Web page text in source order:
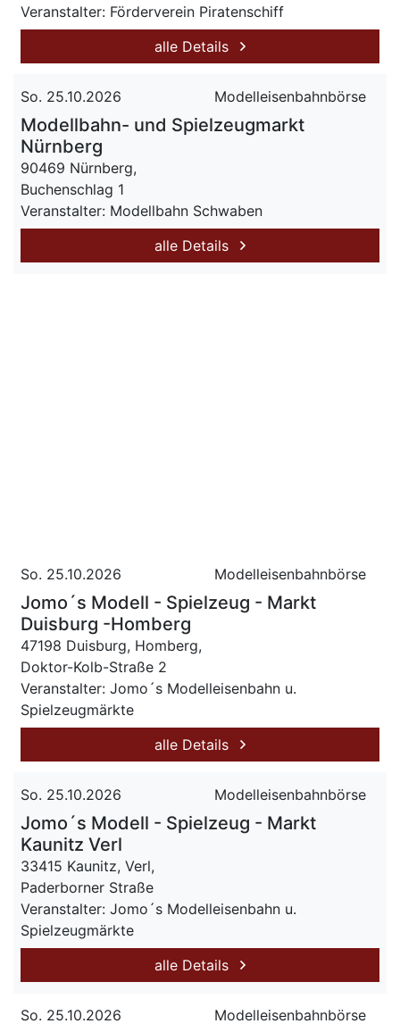
Veranstalter: Förderverein Piratenschiff
alle Details
So. 25.10.2026 Modelleisenbahnbörse
Modellbahn- und Spielzeugmarkt
Nürnberg
90469 Nürnberg,
Buchenschlag 1
Veranstalter: Modellbahn Schwaben
alle Details
So. 25.10.2026 Modelleisenbahnbörse
Jomo´s Modell - Spielzeug - Markt
Duisburg -Homberg
47198 Duisburg, Homberg,
Doktor-Kolb-Straße 2
Veranstalter: Jomo´s Modelleisenbahn u.
Spielzeugmärkte
alle Details
So. 25.10.2026 Modelleisenbahnbörse
Jomo´s Modell - Spielzeug - Markt
Kaunitz Verl
33415 Kaunitz, Verl,
Paderborner Straße
Veranstalter: Jomo´s Modelleisenbahn u.
Spielzeugmärkte
alle Details
So. 25.10.2026 Modelleisenbahnbörse